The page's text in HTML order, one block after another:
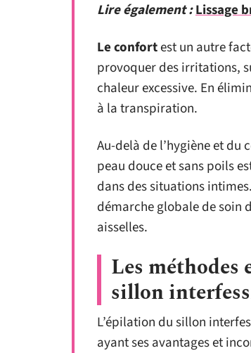
Lire également :Lissage
Le confortest un autre
provoquer des irritations,
chaleur excessive. En
à la transpiration.
Au-delà de l’hygiène et du
peau douce et sans poils
dans des situations
démarche globale de soin
aisselles.
Les méthodes
sillon
L’épilation du sillon
ayant ses avantages et